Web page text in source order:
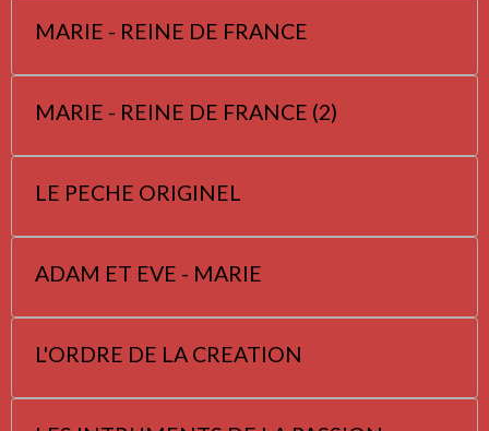
MARIE - REINE DE FRANCE
MARIE - REINE DE FRANCE (2)
LE PECHE ORIGINEL
ADAM ET EVE - MARIE
L'ORDRE DE LA CREATION